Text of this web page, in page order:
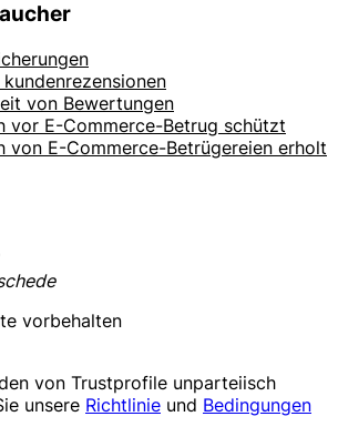
von Bewertungen
vor E-Commerce-Betrug schützt
von E-Commerce-Betrügereien erholt
vorbehalten
von Trustprofile unparteiisch
unsere Richtlinie und Bedingungen